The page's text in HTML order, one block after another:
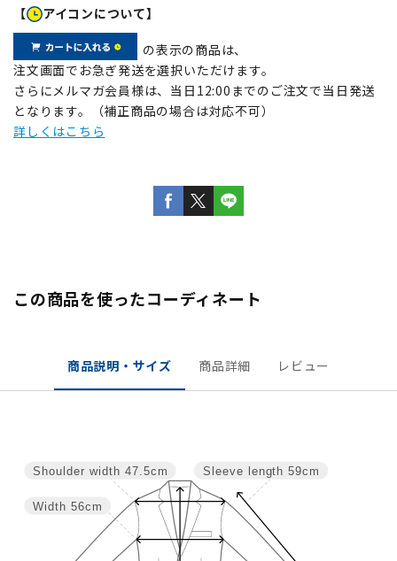
【 アイコンについて】
の表示の商品は、
注文画面でお急ぎ発送を選択いただけます。
さらにメルマガ会員様は、当日12:00までのご注文で当日発送
となります。（補正商品の場合は対応不可）
詳しくはこちら
この商品を使ったコーディネート
商品説明・サイズ 商品詳細 レビュー
Sleeve length 59cm
Width 56cm
Shoulder width 47.5cm